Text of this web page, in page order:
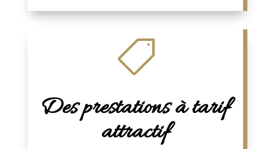

Des prestations à tarif
attractif